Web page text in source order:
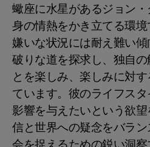
蠍座に水星があるジョン
身の情熱をかき立てる環境
嫌いな状況には耐え難い
破りな道を探求し、独自
とを楽しみ、楽しみに対
ています。彼のライフス
影響を与えたいという欲
信と世界への疑念をバラ